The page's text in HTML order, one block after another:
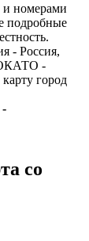
и номерами
подробные
- Россия,
ОКАТО -
город
-
со